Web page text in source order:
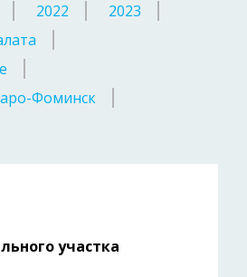
2022
2023
Фоминск
участка